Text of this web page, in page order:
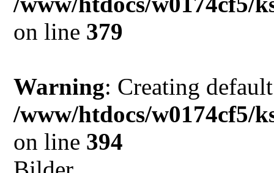
on line 379
Warning: Creating
/www/htdocs/w0174cf5/
on line 394